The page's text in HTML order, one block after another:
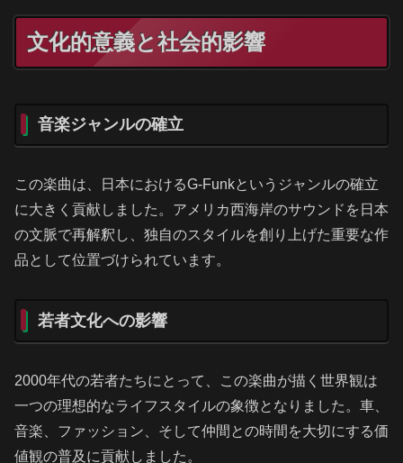
文化的意義と社会的影響
音楽ジャンルの確立
この楽曲は、日本におけるG-Funkというジャンルの確立
に大きく貢献しました。アメリカ西海岸のサウンドを日本
の文脈で再解釈し、独自のスタイルを創り上げた重要な作
品として位置づけられています。
若者文化への影響
2000年代の若者たちにとって、この楽曲が描く世界観は
一つの理想的なライフスタイルの象徴となりました。車、
音楽、ファッション、そして仲間との時間を大切にする価
値観の普及に貢献しました。